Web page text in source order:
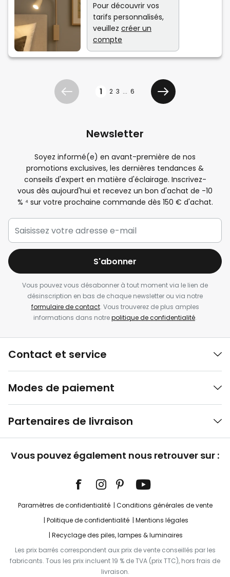
Pour découvrir vos
tarifs personnalisés,
veuillez créer un
compte
Précédent 1 2 3 ... 6
Suivant
Newsletter
Soyez informé(e) en avant-première de nos
promotions exclusives, les dernières tendances &
conseils d'expert en matière d'éclairage. Inscrivez-
vous dès aujourd'hui et recevez un bon d'achat de -10
% ⁴ sur votre prochaine commande dès 150 € d'achat.
S'abonner
Vous pouvez vous désabonner à tout moment via le lien de
désinscription en bas de chaque newsletter ou via notre
formulaire de contact. Vous trouverez de plus amples
informations dans notrepolitique de confidentialité.
Contact et service
Modes de paiement
Partenaires de livraison
Vous pouvez également nous retrouver sur :
Paramètres de confidentialité
Conditions générales de vente
Politique de confidentialité
Mentions légales
Recyclage des piles, lampes & luminaires
Les prix barrés correspondent aux prix de vente conseillés par les
fabricants. Tous les prix incluent 19 % de TVA (prix TTC), hors frais de
livraison.